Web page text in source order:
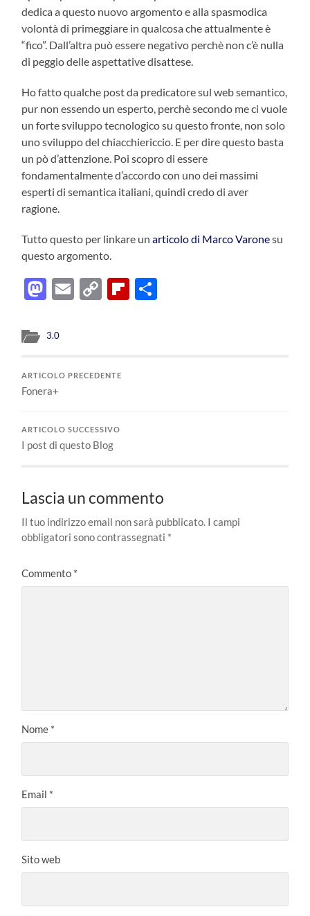
dedica a questo nuovo argomento e alla spasmodica
volontà di primeggiare in qualcosa che attualmente è
“fico”. Dall’altra può essere negativo perchè non c’è nulla
di peggio delle aspettative disattese.
Ho fatto qualche post da predicatore sul web semantico,
pur non essendo un esperto, perchè secondo me ci vuole
un forte sviluppo tecnologico su questo fronte, non solo
uno sviluppo del chiacchiericcio. E per dire questo basta
un pò d’attenzione. Poi scopro di essere
fondamentalmente d’accordo con uno dei massimi
esperti di semantica italiani, quindi credo di aver
ragione.
Tutto questo per linkare unarticolo di Marco Varonesu
questo argomento.
Mastodon
EmailCopyFlipboard
3.0
ARTICOLO PRECEDENTE
Fonera+
ARTICOLO SUCCESSIVO
I post di questo Blog
Lascia un commento
Il tuo indirizzo email non sarà pubblicato. I campi
obbligatori sono contrassegnati *
Commento *
Nome *
Email *
Sito web